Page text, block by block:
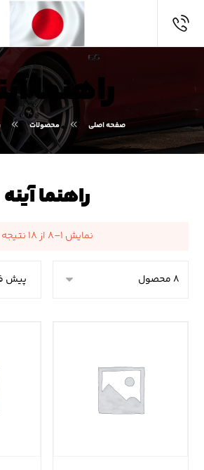
راهنما
صفحه اصلی محصولات
راهنما آینه
نمایش ۱–۸ از ۱۸ نتیجه